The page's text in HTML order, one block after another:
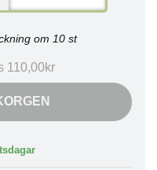
om 10 st
110,00kr